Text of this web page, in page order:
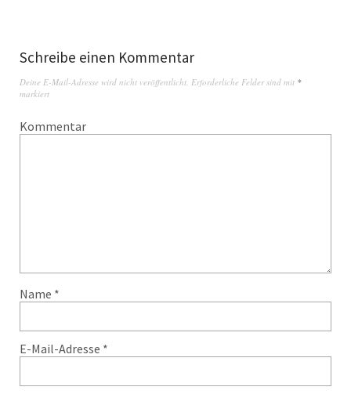
Schreibe einen Kommentar
Deine E-Mail-Adresse wird nicht veröffentlicht. Erforderliche Felder sind mit *
markiert
Kommentar
Name *
E-Mail-Adresse *